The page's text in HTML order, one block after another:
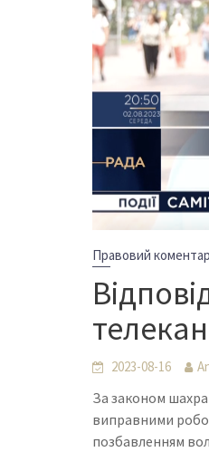
Правовий коментар
2023-08-16
За законом
виправними
позбавленням